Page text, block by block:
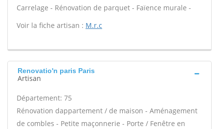
Carrelage - Rénovation de parquet - Faïence murale -
Voir la fiche artisan : M.r.c
Renovatio'n paris Paris
Artisan
Département: 75
Rénovation dappartement / de maison - Aménagement
de combles - Petite maçonnerie - Porte / Fenêtre en